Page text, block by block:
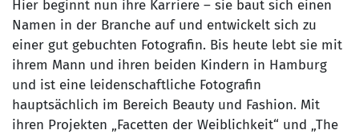
Hier beginnt nun ihre Karriere – sie baut sich einen
Namen in der Branche auf und entwickelt sich zu
einer gut gebuchten Fotografin. Bis heute lebt sie mit
ihrem Mann und ihren beiden Kindern in Hamburg
und ist eine leidenschaftliche Fotografin
hauptsächlich im Bereich Beauty und Fashion. Mit
ihren Projekten „Facetten der Weiblichkeit“ und „The